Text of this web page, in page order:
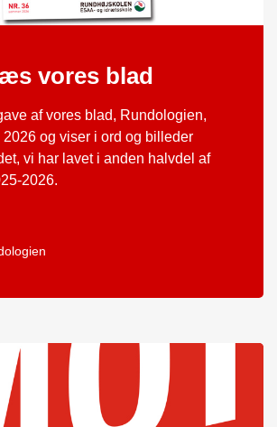
vores blad
af vores blad, Rundologien,
og viser i ord og billeder
vi har lavet i anden halvdel af
2026.